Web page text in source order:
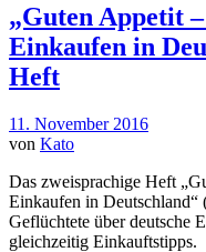
„Guten Appetit
Einkaufen in
Heft
11. November 2016
von Kato
Das zweisprachige Heft
Einkaufen in
Geflüchtete über deutsche
gleichzeitig Einkauftstipps.